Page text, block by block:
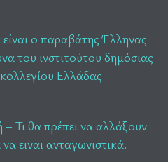
ο παραβάτης Έλληνας
του ινστιτούτου δημόσιας
Ελλάδας
– Τι θα πρέπει να αλλάξουν
ειναι ανταγωνιστικά.